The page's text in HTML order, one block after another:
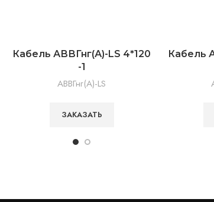
Кабель АВВГнг(А)-LS 4*120
-1
АВВГнг(А)-LS
ЗАКАЗАТЬ
Кабель